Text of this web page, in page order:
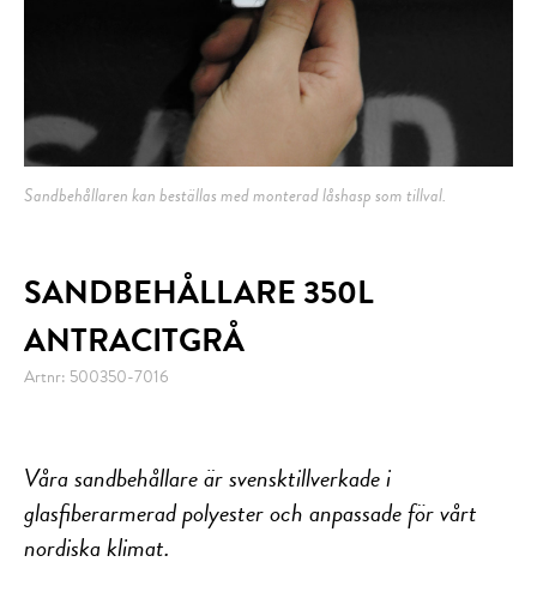
Sandbehållaren kan beställas med monterad låshasp som tillval.
SANDBEHÅLLARE 350L
ANTRACITGRÅ
Artnr: 500350-7016
Våra sandbehållare är svensktillverkade i
glasfiberarmerad polyester och anpassade för vårt
nordiska klimat.